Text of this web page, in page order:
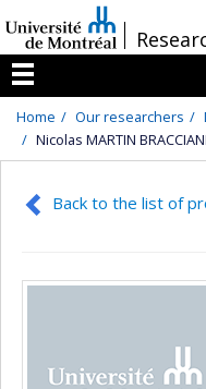
au
contenu
/
Menu
Home Our researchers
Nicolas MARTIN BRACCIANI
Back to the list of